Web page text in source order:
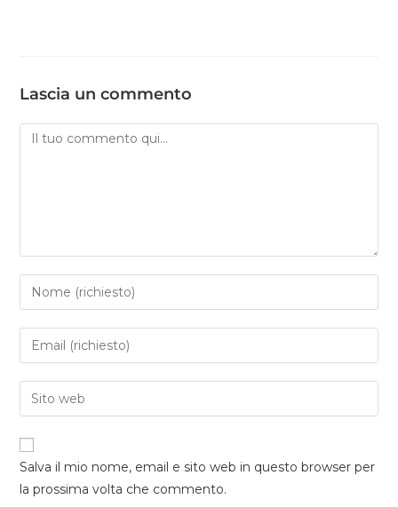
Lascia un commento
Salva il mio nome, email e sito web in questo browser per
la prossima volta che commento.